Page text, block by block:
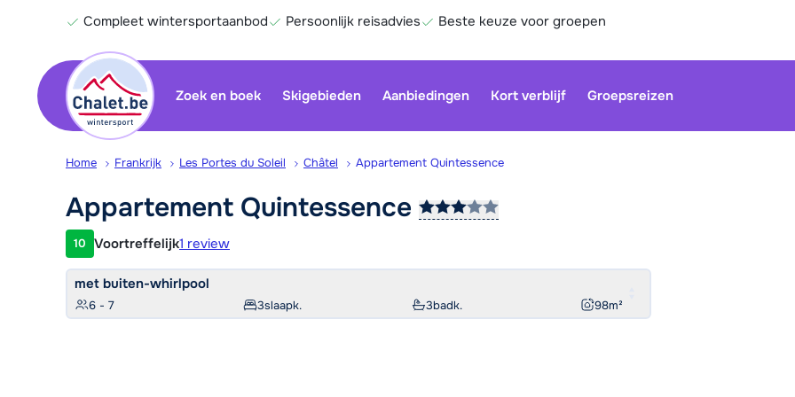
Compleet wintersportaanbod Persoonlijk reisadvies Beste keuze voor groepen
Zoek en boek Skigebieden Aanbiedingen Kort verblijf Groepsreizen
Home Frankrijk Les Portes du Soleil Châtel Appartement Quintessence
Appartement Quintessence
Klantwaardering
10 Voortreffelijk1 review
met buiten-whirlpool
6 - 7 3slaapk. 3badk. 98m²